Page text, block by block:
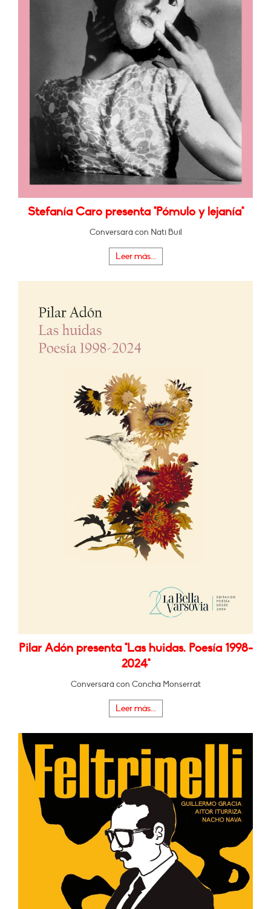
Stefanía Caro presenta "Pómulo y lejanía"
Conversará con Nati Buil
Leer más...
Pilar Adón presenta "Las huidas. Poesía 1998-
2024"
Conversará con Concha Monserrat
Leer más...